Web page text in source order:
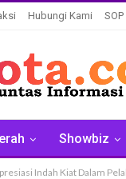
Hubungi Kami
Showbiz
Indah Kiat Dalam